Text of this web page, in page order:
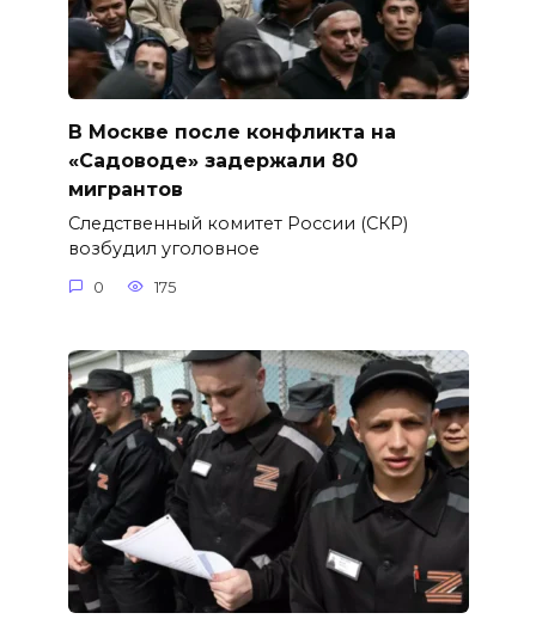
В Москве после конфликта на
«Садоводе» задержали 80
мигрантов
Следственный комитет России (СКР)
возбудил уголовное
0 175